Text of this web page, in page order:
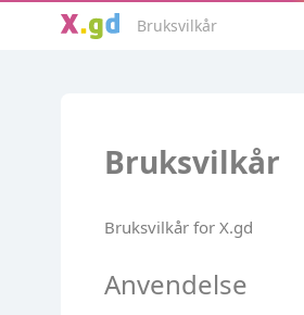
Bruksvilkår
Bruksvilkår
Bruksvilkår for X.gd
Anvendelse